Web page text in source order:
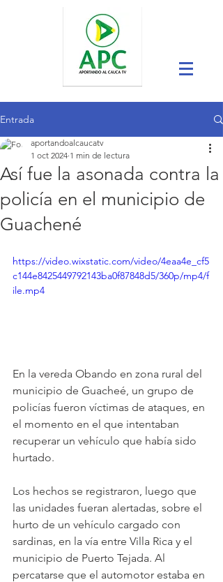
Entrada
Así fue la asonada contra la
policía en el municipio de
Guachené
aportandoalcaucatv
1 oct 2024 1 min de lectura
https://video.wixstatic.com/video/4eaa4e_cf5
c144e8425449792143ba0f87848d5/360p/mp4/f
ile.mp4
En la vereda Obando en zona rural del
municipio de Guacheé, un grupo de
policías fueron víctimas de ataques, en
el momento en el que intentaban
recuperar un vehículo que había sido
hurtado.
Los hechos se registraron, luego que
las unidades fueran alertadas, sobre el
hurto de un vehículo cargado con
sardinas, en la vía entre Villa Rica y el
municipio de Puerto Tejada. Al
percatarse que el automotor estaba en